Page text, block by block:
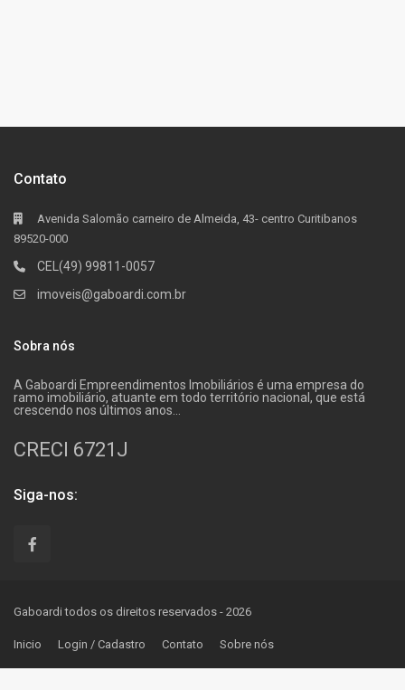
Contato
Avenida Salomão carneiro de Almeida, 43- centro Curitibanos
89520-000
CEL(49) 99811-0057
imoveis@gaboardi.com.br
Sobra nós
A Gaboardi Empreendimentos Imobiliários é uma empresa do
ramo imobiliário, atuante em todo território nacional, que está
crescendo nos últimos anos…
CRECI 6721J
Siga-nos:
Gaboardi todos os direitos reservados - 2026
Inicio Login / Cadastro Contato Sobre nós